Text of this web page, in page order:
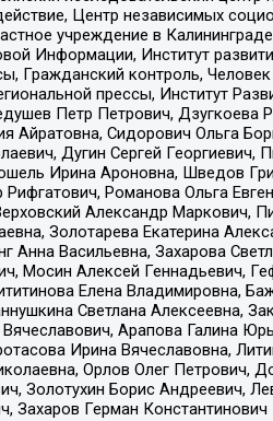
Центр независимых
учреждение в
Информации, Институт
Гражданский контроль,
прессы, Институт
Петр Петрович, Дзугкоева
Айратовна, Сидорович Ольга
Дугин Сергей
Ирина Ароновна, Шведов
Романова Ольга
Александр Маркович,
Золотарева Екатерина
Анна Васильевна, Захарова
Мосин Алексей Геннадьевич,
Елена Владимировна,
Светлана Алексеевна,
Арапова Галина
Ирина Вячеславовна,
Орлов Олег Петрович,
Золотухин Борис Андреевич,
Захаров Герман Константинович